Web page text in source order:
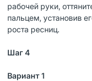
рабочей руки,
пальцем, установив
роста ресниц.
Шаг 4
Вариант 1